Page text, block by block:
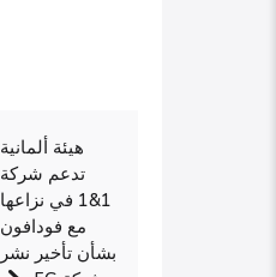
هيئة ألمانية
تدعم شركة
1&1 في نزاعها
مع فودافون
بشأن تأخير نشر